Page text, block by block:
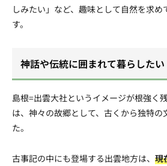
しみたい」など、趣味として自然を求め
す。
神話や伝統に囲まれて暮らしたい
島根=出雲大社というイメージが根強く
は、神々の故郷として、古くから独特の
た。
古事記の中にも登場する出雲地方は、 現